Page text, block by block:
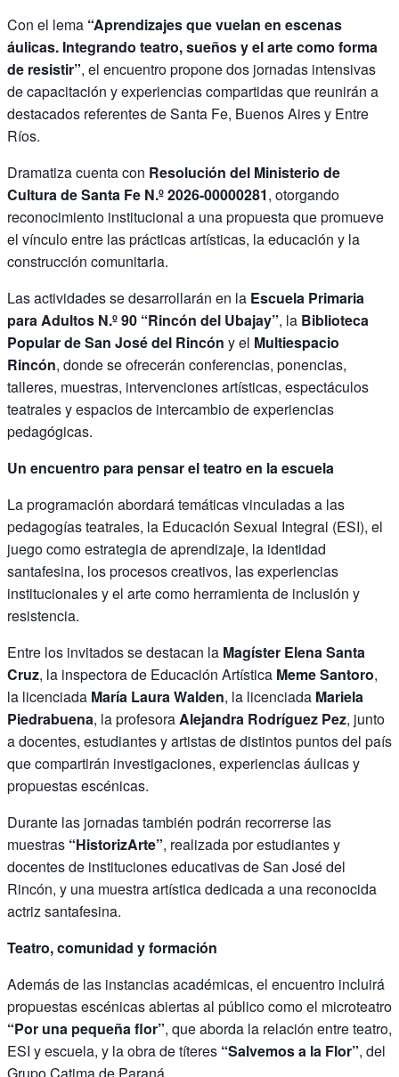
Con el lema “Aprendizajes que vuelan en escenas
áulicas. Integrando teatro, sueños y el arte como forma
de resistir”, el encuentro propone dos jornadas intensivas
de capacitación y experiencias compartidas que reunirán a
destacados referentes de Santa Fe, Buenos Aires y Entre
Ríos.
Dramatiza cuenta con Resolución del Ministerio de
Cultura de Santa Fe N.º 2026-00000281, otorgando
reconocimiento institucional a una propuesta que promueve
el vínculo entre las prácticas artísticas, la educación y la
construcción comunitaria.
Las actividades se desarrollarán en la Escuela Primaria
para Adultos N.º 90 “Rincón del Ubajay”, la Biblioteca
Popular de San José del Rincón y el Multiespacio
Rincón, donde se ofrecerán conferencias, ponencias,
talleres, muestras, intervenciones artísticas, espectáculos
teatrales y espacios de intercambio de experiencias
pedagógicas.
Un encuentro para pensar el teatro en la escuela
La programación abordará temáticas vinculadas a las
pedagogías teatrales, la Educación Sexual Integral (ESI), el
juego como estrategia de aprendizaje, la identidad
santafesina, los procesos creativos, las experiencias
institucionales y el arte como herramienta de inclusión y
resistencia.
Entre los invitados se destacan la Magíster Elena Santa
Cruz, la inspectora de Educación Artística Meme Santoro,
la licenciada María Laura Walden, la licenciada Mariela
Piedrabuena, la profesoraAlejandra Rodríguez Pez, junto
a docentes, estudiantes y artistas de distintos puntos del país
que compartirán investigaciones, experiencias áulicas y
propuestas escénicas.
Durante las jornadas también podrán recorrerse las
muestras “HistorizArte”, realizada por estudiantes y
docentes de instituciones educativas de San José del
Rincón, y una muestra artística dedicada a una reconocida
actriz santafesina.
Teatro, comunidad y formación
Además de las instancias académicas, el encuentro incluirá
propuestas escénicas abiertas al público como el microteatro
“Por una pequeña flor”, que aborda la relación entre teatro,
ESI y escuela, y la obra de títeres “Salvemos a la Flor”, del